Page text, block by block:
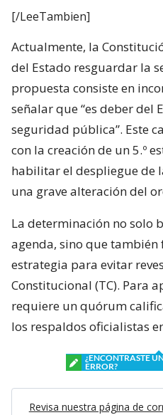
[/LeeTambien]
Actualmente, la
del Estado resguardar la
propuesta consiste en
señalar que “es deber del
seguridad pública”. Este
con la creación de un 5.º
habilitar el despliegue de
una grave alteración del
La determinación no solo
agenda, sino que también
estrategia para evitar
Constitucional (TC). Para
requiere un quórum
los respaldos oficialistas
¿ENCONTRASTE
ERROR?
Revisa nuestra página de